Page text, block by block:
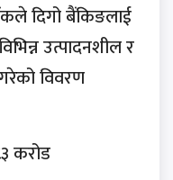
दिगो बैंकिङलाई
उत्पादनशील र
विवरण
करोड